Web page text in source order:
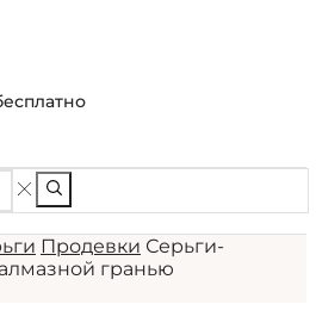
Продевки Серьги-
гранью